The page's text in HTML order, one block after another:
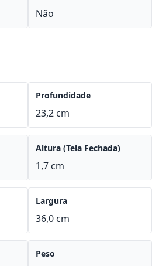
Não
Profundidade
23,2 cm
Altura (Tela Fechada)
1,7 cm
Largura
36,0 cm
Peso